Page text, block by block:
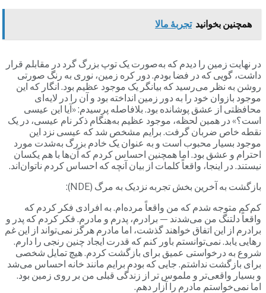
همچنین بخوانید تجربۀ مالا
در نهایت زمین را دیدم که به‌صورت یک توپ بزرگ گرد در مقابلم قرار
داشت، گویی که در فضا بودم. دور کره زمین، نوری به رنگ صورتی
روشن به نظر می‌رسید که بیانگر یک موجود عظیم بود. انگار که این
موجود بازوان خود را به دور زمین انداخته بود و آن را در لایه‌ای
محافظتی از عشق پوشانده بود. بلافاصله پرسیدم: «آیا این عیسی
است؟» در همین لحظه، موجود عظیم به‌هنگام ذکر نام عیسی، در یک
نقطه خاص ضربان گرفت. برایم مشخص شد که عیسی نزد این
موجود بسیار محبوب است و به عنوان یک خادم بزرگ به‌شدت مورد
احترام و عشق بود. اما همچنین احساس کردم که آن‌ها با هم یکسان
نیستند. در اینجا، واقعاً کلمات از بیان آنچه که احساس کردم ناتوان‌اند.
بازگشت به آخرین بخش تجربه نزدیک به مرگ (NDE):
کم‌کم متوجه شدم که من واقعاً مرده‌ام. به افرادی فکر کردم که
واقعاً دلتنگ من می‌شدند — برادرم، پدرم و مادرم. فکر کردم که پدر و
برادرم از این اتفاق خواهند گذشت، اما مادرم هرگز نمی‌تواند از این غم
رهایی یابد. نمی‌توانستم باور کنم که قدرت ایجاد چنین رنجی را دارم.
شروع به درخواستی عمیق برای بازگشت کردم. هیچ تمایل شخصی
برای بازگشت نداشتم. جایی که بودم برایم مانند خانه احساس می‌شد
و بسیار واقعی‌تر و ملموس تر از زندگی قبلی من بر روی زمین بود.
اما نمی‌خواستم مادرم را آزار دهم.